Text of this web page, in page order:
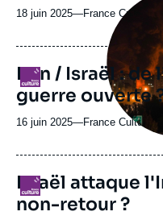
18 juin 2025—Nom
journal,
revue
ou
émission
France Culture
Logo
principale
médiatique
Iran / Israël : de
guerre ouverte
16 juin 2025—Nom
journal,
ou
émission
France Culture
Logo
Israël attaque
non-retour ?